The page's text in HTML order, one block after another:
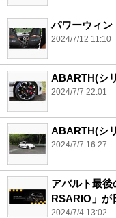
パワーウィン
2024/7/12 11:10
ABARTH(シ
2024/7/7 22:01
ABARTH(シ
2024/7/7 16:27
アバルト最
RSARIO」が
2024/7/4 13:02